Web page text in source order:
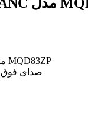
ایرپاد پرو ۲ های کپی کالیفرنیا ANC مدل MQD83ZP
صدای فوق